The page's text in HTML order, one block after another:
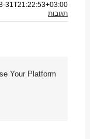
31T21:22:53+03:00
תגובות
Your Platform!